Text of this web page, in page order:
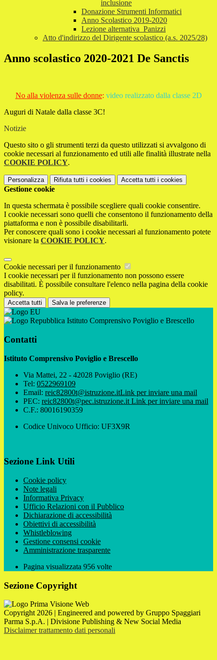
inclusione
Donazione Strumenti Informatici
Anno Scolastico 2019-2020
Lezione alternativa_Panizzi
Atto d'indirizzo del Dirigente scolastico (a.s. 2025/28)
Anno scolastico 2020-2021 De Sanctis
No alla violenza sulle donne: video realizzato dalla classe 2D
Auguri di Natale dalla classe 3C!
Notizie
Questo sito o gli strumenti terzi da questo utilizzati si avvalgono di
cookie necessari al funzionamento ed utili alle finalità illustrate nella
COOKIE POLICY.
Personalizza Rifiuta tutti i cookies Accetta tutti i cookies
Gestione cookie
In questa schermata è possibile scegliere quali cookie consentire.
I cookie necessari sono quelli che consentono il funzionamento della
piattaforma e non è possibile disabilitarli.
Per conoscere quali sono i cookie necessari al funzionamento potete
visionare la COOKIE POLICY.
Cookie necessari per il funzionamento
I cookie necessari per il funzionamento non possono essere
disabilitati. È possibile consultare l'elenco nella pagina della cookie
policy.
Accetta tutti Salva le preferenze
Istituto Comprensivo Poviglio e Brescello
Contatti
Istituto Comprensivo Poviglio e Brescello
Via Mattei, 22 - 42028 Poviglio (RE)
Tel: 0522969109
Email: reic82800t@istruzione.itLink per inviare una mail
PEC: reic82800t@pec.istruzione.it Link per inviare una mail
C.F.: 80016190359
Codice Univoco Ufficio: UF3X9R
Sezione Link Utili
Cookie policy
Note legali
Informativa Privacy
Ufficio Relazioni con il Pubblico
Dichiarazione di accessibilità
Obiettivi di accessibilità
Whistleblowing
Gestione consensi cookie
Amministrazione trasparente
Pagina visualizzata 956 volte
Sezione Copyright
Copyright 2026 | Engineered and powered by Gruppo Spaggiari
Parma S.p.A. | Divisione Publishing & New Social Media
Disclaimer trattamento dati personali